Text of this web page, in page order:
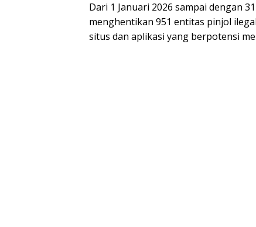
Dari 1 Januari 2026 sampai dengan
menghentikan 951 entitas pinjol
situs dan aplikasi yang berpotensi